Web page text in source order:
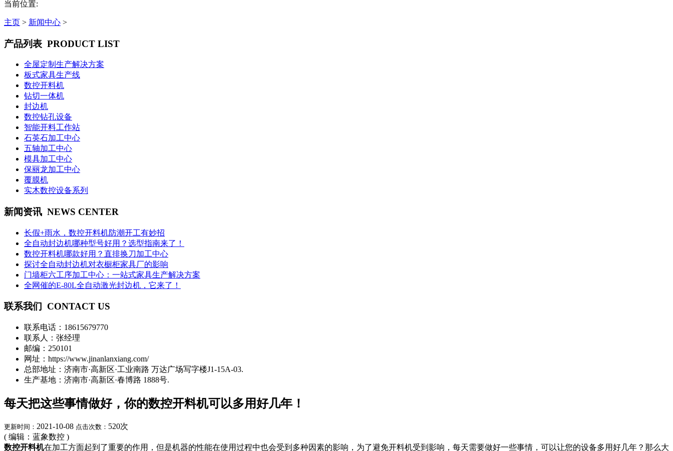
当前位置:
主页 > 新闻中心 >
产品列表 PRODUCT LIST
全屋定制生产解决方案
板式家具生产线
数控开料机
钻切一体机
封边机
数控钻孔设备
智能开料工作站
石英石加工中心
五轴加工中心
模具加工中心
保丽龙加工中心
覆膜机
实木数控设备系列
新闻资讯 NEWS CENTER
长假+雨水，数控开料机防潮开工有妙招
全自动封边机哪种型号好用？选型指南来了！
数控开料机哪款好用？直排换刀加工中心
探讨全自动封边机对衣橱柜家具厂的影响
门墙柜六工序加工中心：一站式家具生产解决方案
全网催的E-80L全自动激光封边机，它来了！
联系我们 CONTACT US
联系电话： 18615679770
联系人：张经理
邮编：250101
网址：https://www.jinanlanxiang.com/
总部地址：济南市·高新区·工业南路 万达广场写字楼J1-15A-03.
生产基地：济南市·高新区·春博路 1888号.
每天把这些事情做好，你的数控开料机可以多用好几年！
更新时间： 2021-10-08 点击次数： 520次
( 编辑：蓝象数控 )
数控开料机在加工方面起到了重要的作用，但是机器的性能在使用过程中也会受到多种因素的影响，为了避免开料机受到影响，每天需要做好一些事情，可以让您的设备多用好几年？那么大